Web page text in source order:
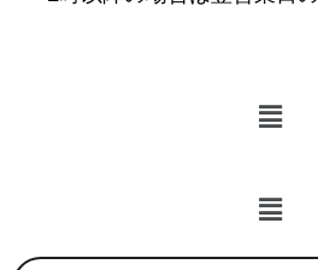
メ
ニ
メ
ニ
ュ